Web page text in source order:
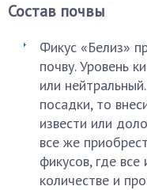
Состав почвы
Фикус «Белиз»
почву. Уровень
или
посадки, то
извести или
все же
фикусов, где
количестве и